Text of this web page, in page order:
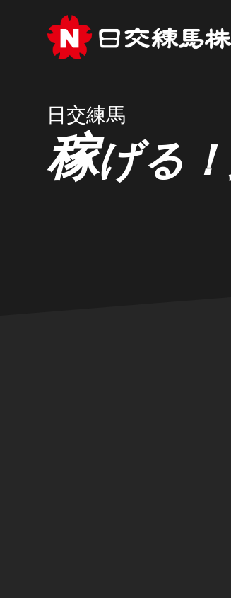
日交練馬
稼げる！